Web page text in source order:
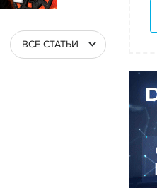
ВСЕ СТАТЬИ